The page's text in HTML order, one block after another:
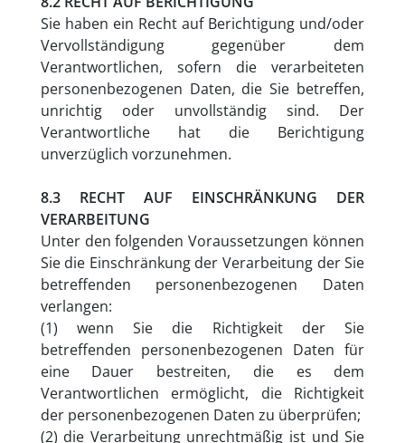
Sie haben ein Recht auf Berichtigung und/oder
Vervollständigung gegenüber dem
Verantwortlichen, sofern die verarbeiteten
personenbezogenen Daten, die Sie betreffen,
unrichtig oder unvollständig sind. Der
Verantwortliche hat die Berichtigung
unverzüglich vorzunehmen.
8.3 RECHT AUF EINSCHRÄNKUNG DER
VERARBEITUNG
Unter den folgenden Voraussetzungen können
Sie die Einschränkung der Verarbeitung der Sie
betreffenden personenbezogenen Daten
verlangen:
(1) wenn Sie die Richtigkeit der Sie
betreffenden personenbezogenen Daten für
eine Dauer bestreiten, die es dem
Verantwortlichen ermöglicht, die Richtigkeit
der personenbezogenen Daten zu überprüfen;
(2) die Verarbeitung unrechtmäßig ist und Sie